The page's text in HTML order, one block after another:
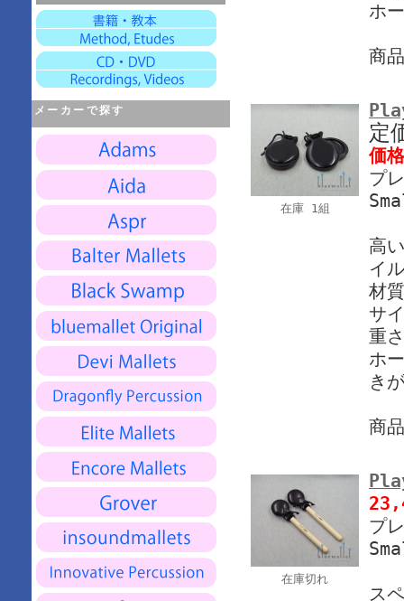
メーカーで探す
ホ
商
在庫 1組
価
プ
高
イ
材
サ
重
ホ
き
商
在庫切れ
プ
ス